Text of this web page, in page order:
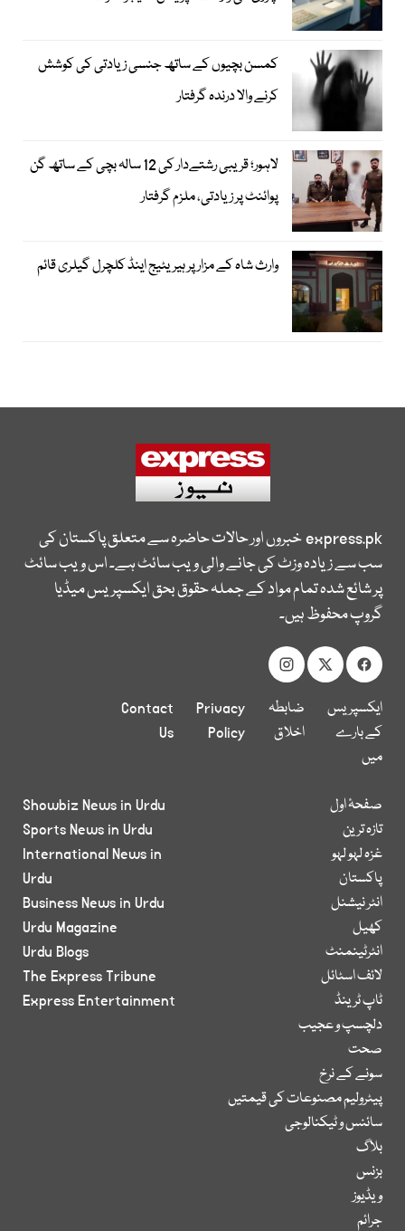
کمسن بچیوں کے ساتھ جنسی زیادتی کی کوشش
کرنے والا درندہ گرفتار
لاہور؛ قریبی رشتےدار کی 12 سالہ بچی کے ساتھ گن
پوائنٹ پر زیادتی، ملزم گرفتار
وارث شاہ کے مزار پر ہیریٹیج اینڈ کلچرل گیلری قائم
express.pkخبروں اور حالات حاضرہ سے متعلق پاکستان کی
سب سے زیادہ وزٹ کی جانے والی ویب سائٹ ہے۔ اس ویب سائٹ
پر شائع شدہ تمام مواد کے جملہ حقوق بحق ایکسپریس میڈیا
گروپ محفوظ ہیں۔
ایکسپریس
کے بارے
میں
ضابطہ
اخلاق
Privacy
Policy
Contact
Us
صفحۂ اول
تازہ ترین
غزہ لہو لہو
پاکستان
انٹر نیشنل
کھیل
انٹرٹینمنٹ
لائف اسٹائل
ٹاپ ٹرینڈ
دلچسپ و عجیب
صحت
سونے کے نرخ
پیٹرولیم مصنوعات کی قیمتیں
سائنس و ٹیکنالوجی
بلاگ
بزنس
ویڈیوز
جرائم
Showbiz News in Urdu
Sports News in Urdu
International News in
Urdu
Business News in Urdu
Urdu Magazine
Urdu Blogs
The Express Tribune
Express Entertainment